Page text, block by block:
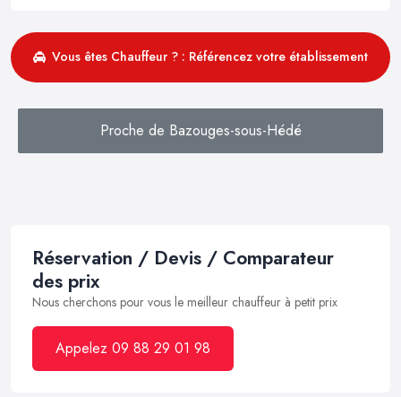
Vous êtes Chauffeur ? : Référencez votre établissement
Proche de Bazouges-sous-Hédé
Réservation / Devis / Comparateur
des prix
Nous cherchons pour vous le meilleur chauffeur à petit prix
Appelez 09 88 29 01 98